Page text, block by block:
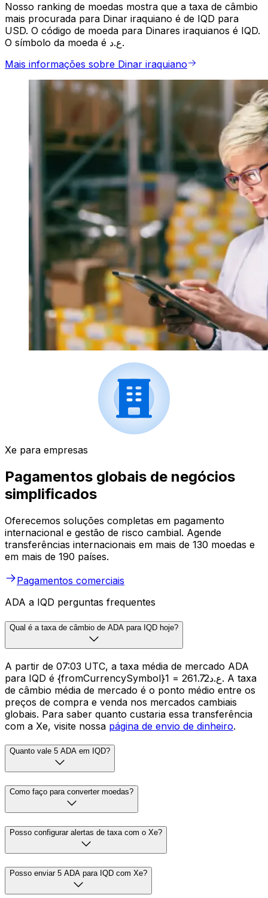
Nosso ranking de moedas mostra que a taxa de câmbio
mais procurada para Dinar iraquiano é de IQD para
USD. O código de moeda para Dinares iraquianos é IQD.
O símbolo da moeda é ع.د.
Mais informações sobre Dinar iraquiano
Xe para empresas
Pagamentos globais de negócios
simplificados
Oferecemos soluções completas em pagamento
internacional e gestão de risco cambial. Agende
transferências internacionais em mais de 130 moedas e
em mais de 190 países.
Pagamentos comerciais
ADA a IQD perguntas frequentes
Qual é a taxa de câmbio de ADA para IQD hoje?
A partir de 07:03 UTC, a taxa média de mercado ADA
para IQD é {fromCurrencySymbol}1 = ع.د261.72. A taxa
de câmbio média de mercado é o ponto médio entre os
preços de compra e venda nos mercados cambiais
globais. Para saber quanto custaria essa transferência
com a Xe, visite nossa página de envio de dinheiro.
Quanto vale 5 ADA em IQD?
Como faço para converter moedas?
Posso configurar alertas de taxa com o Xe?
Posso enviar 5 ADA para IQD com Xe?